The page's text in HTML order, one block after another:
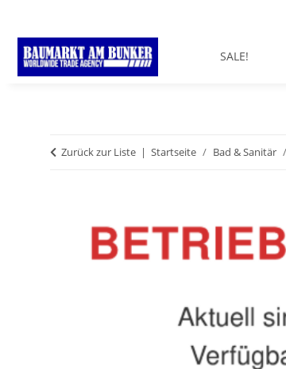
SALE!
Zurück zur Liste Startseite Bad & Sanitär